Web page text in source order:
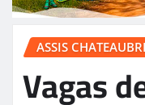
ASSIS
Vagas